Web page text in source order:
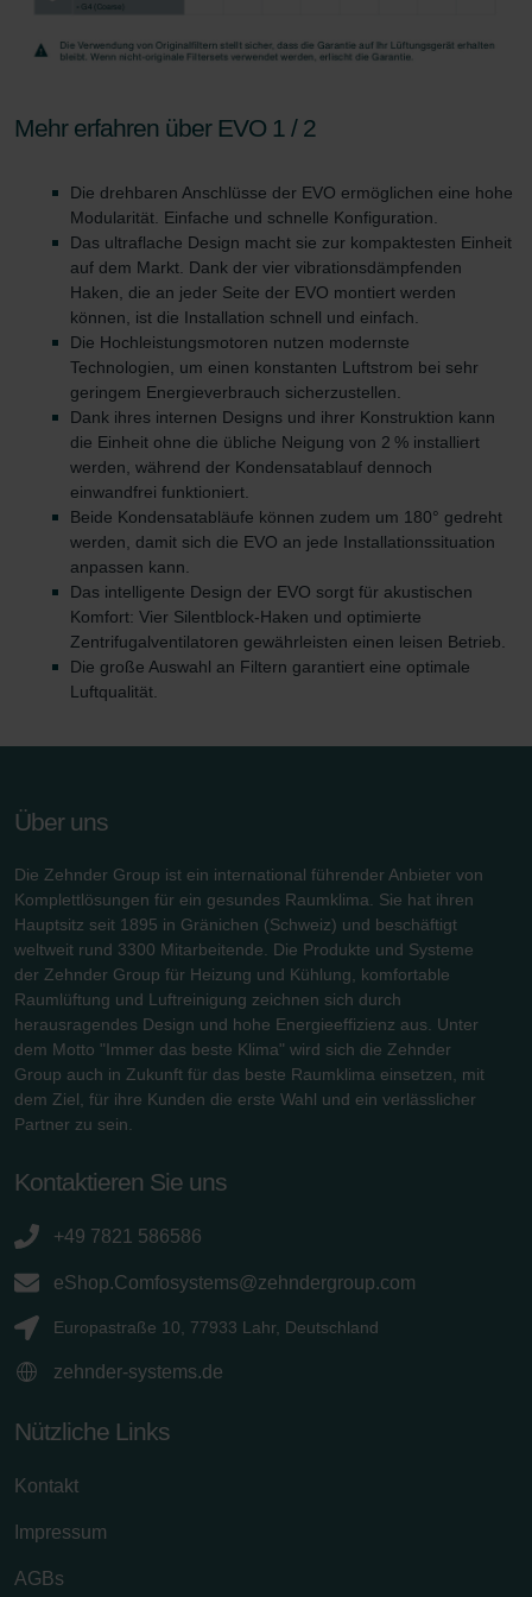
Mehr erfahren über EVO 1 / 2
Die drehbaren Anschlüsse der EVO ermöglichen eine hohe
Modularität. Einfache und schnelle Konfiguration.
Das ultraflache Design macht sie zur kompaktesten Einheit
auf dem Markt. Dank der vier vibrationsdämpfenden
Haken, die an jeder Seite der EVO montiert werden
können, ist die Installation schnell und einfach.
Die Hochleistungsmotoren nutzen modernste
Technologien, um einen konstanten Luftstrom bei sehr
geringem Energieverbrauch sicherzustellen.
Dank ihres internen Designs und ihrer Konstruktion kann
die Einheit ohne die übliche Neigung von 2 % installiert
werden, während der Kondensatablauf dennoch
einwandfrei funktioniert.
Beide Kondensatabläufe können zudem um 180° gedreht
werden, damit sich die EVO an jede Installationssituation
anpassen kann.
Das intelligente Design der EVO sorgt für akustischen
Komfort: Vier Silentblock-Haken und optimierte
Zentrifugalventilatoren gewährleisten einen leisen Betrieb.
Die große Auswahl an Filtern garantiert eine optimale
Luftqualität.
Über uns
Die Zehnder Group ist ein international führender Anbieter von
Komplettlösungen für ein gesundes Raumklima. Sie hat ihren
Hauptsitz seit 1895 in Gränichen (Schweiz) und beschäftigt
weltweit rund 3300 Mitarbeitende. Die Produkte und Systeme
der Zehnder Group für Heizung und Kühlung, komfortable
Raumlüftung und Luftreinigung zeichnen sich durch
herausragendes Design und hohe Energieeffizienz aus. Unter
dem Motto "Immer das beste Klima" wird sich die Zehnder
Group auch in Zukunft für das beste Raumklima einsetzen, mit
dem Ziel, für ihre Kunden die erste Wahl und ein verlässlicher
Partner zu sein.
Kontaktieren Sie uns
+49 7821 586586
eShop.Comfosystems@zehndergroup.com
Europastraße 10, 77933 Lahr, Deutschland
zehnder-systems.de
Nützliche Links
Kontakt
Impressum
AGBs